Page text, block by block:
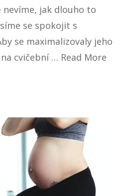
nevíme, jak dlouho to
se spokojit s
se maximalizovaly jeho
cvičební … Read More